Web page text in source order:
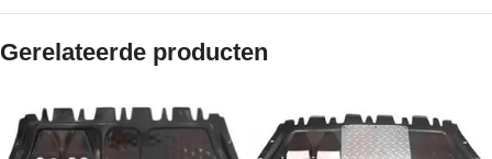
Gerelateerde producten